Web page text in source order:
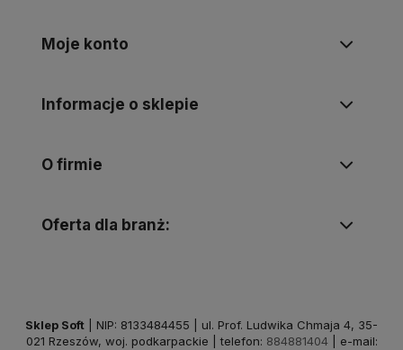
Moje konto
Informacje o sklepie
O firmie
Oferta dla branż:
Sklep Soft | NIP: 8133484455 | ul. Prof. Ludwika Chmaja 4, 35-
021 Rzeszów, woj. podkarpackie | telefon: 884881404 | e-mail: